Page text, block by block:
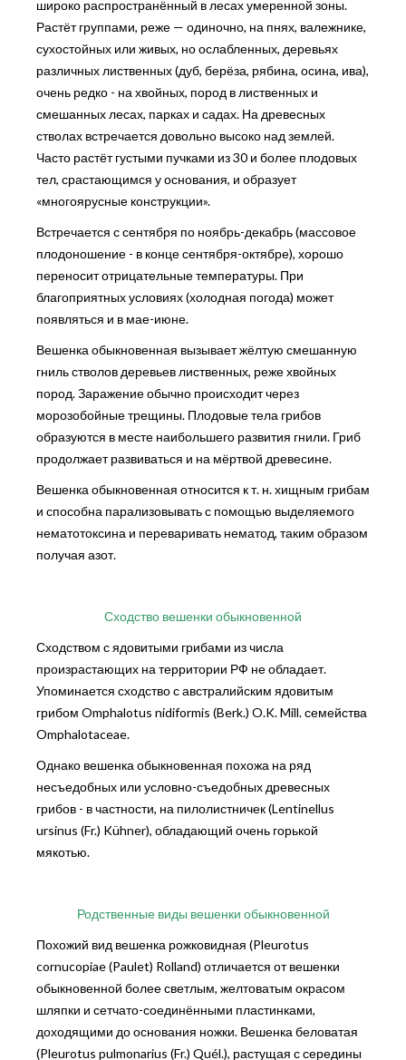
широко распространённый в лесах умеренной зоны.
Растёт группами, реже — одиночно, на пнях, валежнике,
сухостойных или живых, но ослабленных, деревьях
различных лиственных (дуб, берёза, рябина, осина, ива),
очень редко - на хвойных, пород в лиственных и
смешанных лесах, парках и садах. На древесных
стволах встречается довольно высоко над землей.
Часто растёт густыми пучками из 30 и более плодовых
тел, срастающимся у основания, и образует
«многоярусные конструкции».
Встречается с сентября по ноябрь-декабрь (массовое
плодоношение - в конце сентября-октябре), хорошо
переносит отрицательные температуры. При
благоприятных условиях (холодная погода) может
появляться и в мае-июне.
Вешенка обыкновенная вызывает жёлтую смешанную
гниль стволов деревьев лиственных, реже хвойных
пород. Заражение обычно происходит через
морозобойные трещины. Плодовые тела грибов
образуются в месте наибольшего развития гнили. Гриб
продолжает развиваться и на мёртвой древесине.
Вешенка обыкновенная относится к т. н. хищным грибам
и способна парализовывать с помощью выделяемого
нематотоксина и переваривать нематод, таким образом
получая азот.
Сходство вешенки обыкновенной
Сходством с ядовитыми грибами из числа
произрастающих на территории РФ не обладает.
Упоминается сходство с австралийским ядовитым
грибом Omphalotus nidiformis (Berk.) O.K. Mill. семейства
Omphalotaceae.
Однако вешенка обыкновенная похожа на ряд
несъедобных или условно-съедобных древесных
грибов - в частности, на пилолистничек (Lentinellus
ursinus (Fr.) Kühner), обладающий очень горькой
мякотью.
Родственные виды вешенки обыкновенной
Похожий вид вешенка рожковидная (Pleurotus
cornucopiae (Paulet) Rolland) отличается от вешенки
обыкновенной более светлым, желтоватым окрасом
шляпки и сетчато-соединёнными пластинками,
доходящими до основания ножки. Вешенка беловатая
(Pleurotus pulmonarius (Fr.) Quél.), растущая с середины